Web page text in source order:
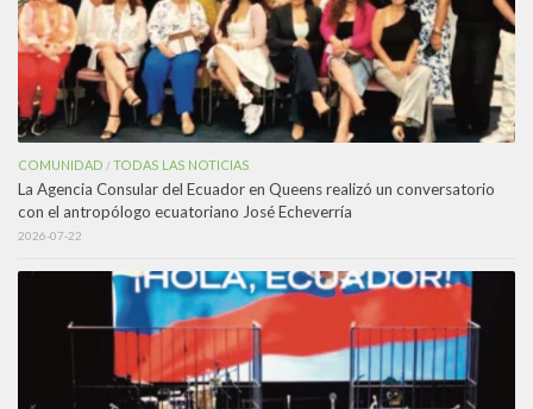
COMUNIDAD /TODAS LAS NOTICIAS
La Agencia Consular del Ecuador en Queens realizó un conversatorio
con el antropólogo ecuatoriano José Echeverría
2026-07-22